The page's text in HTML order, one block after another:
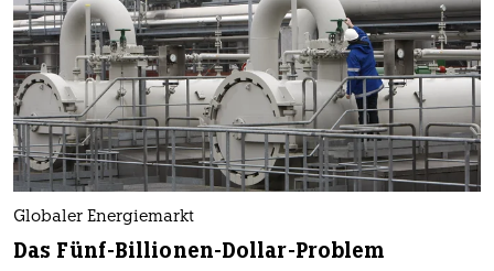
Globaler Energiemarkt
Das Fünf-Billionen-Dollar-Problem